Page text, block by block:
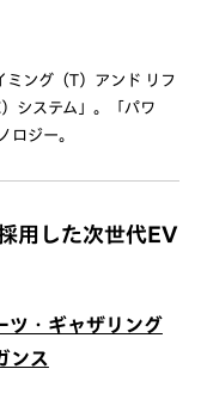
ング（T）アンド リフ
システム」。「パワ
ロジー。
用した次世代EV
ツ・ギャザリング
ンス